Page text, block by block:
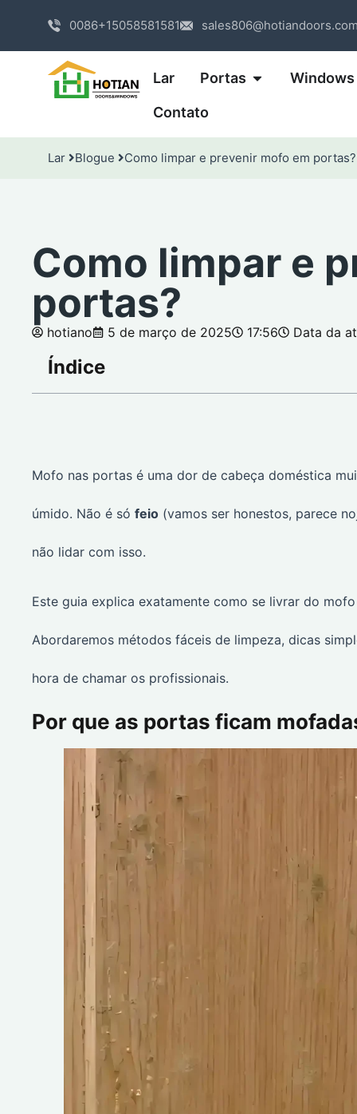
0086+15058581581
Lar Portas Windows
Contato
Lar Blogue Como limpar e prevenir mofo em portas?
Como limpar e
portas?
hotiano 5 de março de 2025 17:56 Data da
Índice
Mofo nas portas é uma dor de cabeça doméstica
úmido. Não é só feio (vamos ser honestos, parece
não lidar com isso.
Este guia explica exatamente como se livrar do
Abordaremos métodos fáceis de limpeza, dicas
hora de chamar os profissionais.
Por que as portas ficam